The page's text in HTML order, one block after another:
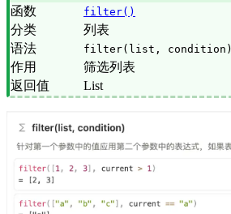
函数
filter()
分类
列表
语法
filter(list, condition)
作用
筛选列表
返回值
List